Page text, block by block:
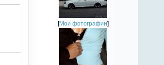
[Мои фотографии]